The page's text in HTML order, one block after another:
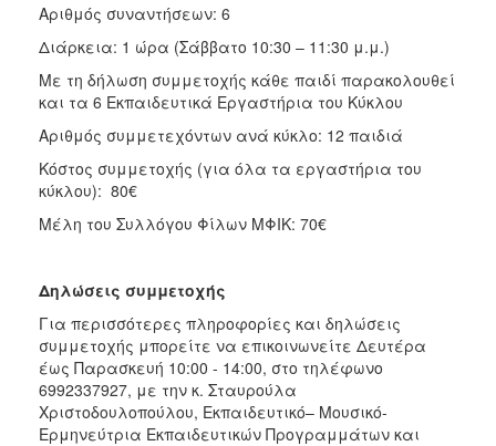
Αριθμός συναντήσεων: 6
Διάρκεια: 1 ώρα (Σάββατο 10:30 – 11:30 μ.μ.)
Με τη δήλωση συμμετοχής κάθε παιδί παρακολουθεί
και τα 6 Εκπαιδευτικά Εργαστήρια του Κύκλου
Αριθμός συμμετεχόντων ανά κύκλο: 12 παιδιά
Κόστος συμμετοχής (για όλα τα εργαστήρια του
κύκλου): 80€
Μέλη του Συλλόγου Φίλων ΜΦΙΚ: 70€
Δηλώσεις συμμετοχής
Για περισσότερες πληροφορίες και δηλώσεις
συμμετοχής μπορείτε να επικοινωνείτε Δευτέρα
έως Παρασκευή 10:00 - 14:00, στο τηλέφωνο
6992337927, με την κ. Σταυρούλα
Χριστοδουλοπούλου, Εκπαιδευτικό– Μουσικό-
Ερμηνεύτρια Εκπαιδευτικών Προγραμμάτων και